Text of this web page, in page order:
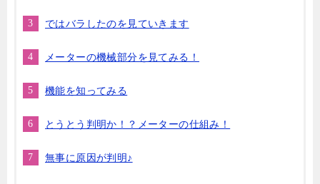
ではバラしたのを見ていきます
メーターの機械部分を見てみる！
機能を知ってみる
とうとう判明か！？メーターの仕組み！
無事に原因が判明♪